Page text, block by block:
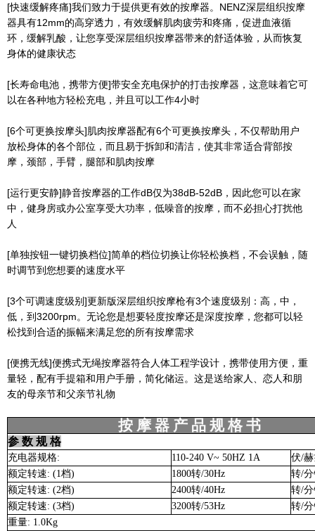
[快速缓解疼痛]我们致力于提供更有效的按摩器。NENZ深层组织按摩
器具有12mm的高穿透力，有效缓解肌肉疲劳和疼痛，促进血液循
环，缓解乳酸，让您享受深层组织按摩器带来的舒适体验，从而恢复
身体的健康状态
[长寿命电池，携带方便]带安全充电保护的打击按摩器，这意味着它可
以在各种地方轻松充电，并且可以工作4小时
[6个可更换按摩头]肌肉按摩器配有6个可更换按摩头，不仅帮助用户
放松身体的各个部位，而且易于拆卸和清洁，使其非常适合背部按
摩，颈部，手臂，腿部和肌肉按摩
[运行更安静]静音按摩器的工作dB仅为38dB-52dB，因此您可以在家
中，健身房或办公室享受大功率，低噪音的按摩，而不必担心打扰他
人
[单独按钮一键切换档位]简单的档位切换让你轻松换档，不会误触，随
时调节到您想要的速度水平
[3个可调速度级别]更新版深层组织按摩枪有3个速度级别：高，中，
低，到3200rpm。无论您是想要轻度按摩还是深度按摩，您都可以轻
松找到合适的振幅来满足您的所有按摩需求
[便携无线]便携式无绳按摩器符合人体工程学设计，携带使用方便，重
量轻，配有手提箱和用户手册，简化储运。这是送给家人、恋人和朋
友的母亲节和父亲节礼物
按 摩 器 产 品 规 格 书
参 数 规 格
充电器规格: 110-240 V~ 50HZ 1A 伏/
额定转速: (1 档) 1800转/30Hz 转/
额定转速: (2档) 2400转/40Hz 转/
额定转速: (3档) 3200转/53Hz 转/
重量: 1.0Kg